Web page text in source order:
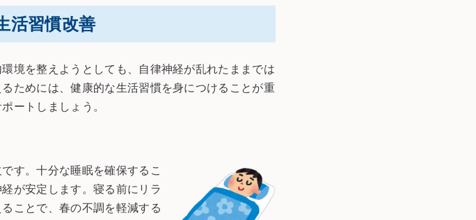
活習慣改善
境を整えようとしても、自律神経が乱れたままでは
ためには、健康的な生活習慣を身につけることが重
ートしましょう。
す。十分な睡眠を確保するこ
が安定します。寝る前にリラ
ことで、春の不調を軽減する